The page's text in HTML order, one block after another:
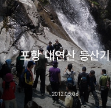
포항 내연산 등산기
2012.05.06